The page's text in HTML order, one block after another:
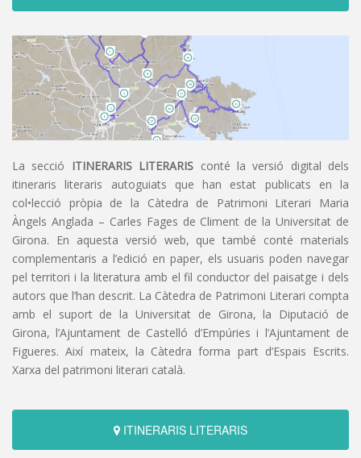
La secció ITINERARIS LITERARIS conté la versió digital dels
itineraris literaris autoguiats que han estat publicats en la
col•lecció pròpia de la Càtedra de Patrimoni Literari Maria
Àngels Anglada – Carles Fages de Climent de la Universitat de
Girona. En aquesta versió web, que també conté materials
complementaris a l’edició en paper, els usuaris poden navegar
pel territori i la literatura amb el fil conductor del paisatge i dels
autors que l’han descrit. La Càtedra de Patrimoni Literari compta
amb el suport de la Universitat de Girona, la Diputació de
Girona, l’Ajuntament de Castelló d’Empúries i l’Ajuntament de
Figueres. Així mateix, la Càtedra forma part d’Espais Escrits.
Xarxa del patrimoni literari català.
ITINERARIS LITERARIS